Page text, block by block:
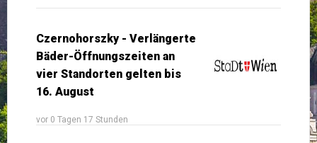
Czernohorszky - Verlängerte
Bäder-Öffnungszeiten an
vier Standorten gelten bis
16. August
vor 0 Tagen 17 Stunden